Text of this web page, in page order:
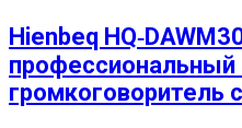
Hienbeq
профессиональный
громкоговоритель